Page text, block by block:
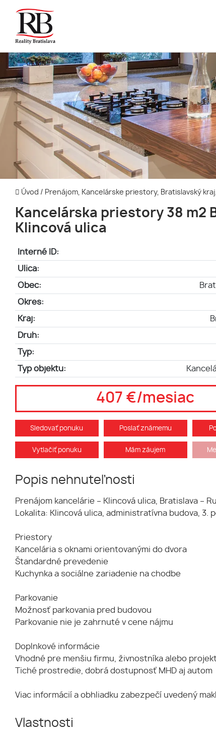
Úvod / Prenájom, Kancelárske priestory, Bratislavský
Kancelárska priestory 38 m2
Klincová ulica
Interné ID:
Ulica:
Obec:
Okres:
Kraj:
Druh:
Typ:
Typ objektu:
407 €/mesiac
Sledovať ponuku Poslať známemu
Vytlačiť ponuku Mám záujem
Popis nehnuteľnosti
Prenájom kancelárie – Klincová ulica, Bratislava –
Lokalita: Klincová ulica, administratívna budova,
Priestory
Kancelária s oknami orientovanými do dvora
Štandardné prevedenie
Kuchynka a sociálne zariadenie na chodbe
Parkovanie
Možnosť parkovania pred budovou
Parkovanie nie je zahrnuté v cene nájmu
Doplnkové informácie
Vhodné pre menšiu firmu, živnostníka alebo
Tiché prostredie, dobrá dostupnosť MHD aj autom
Viac informácií a obhliadku zabezpečí uvedený
Vlastnosti